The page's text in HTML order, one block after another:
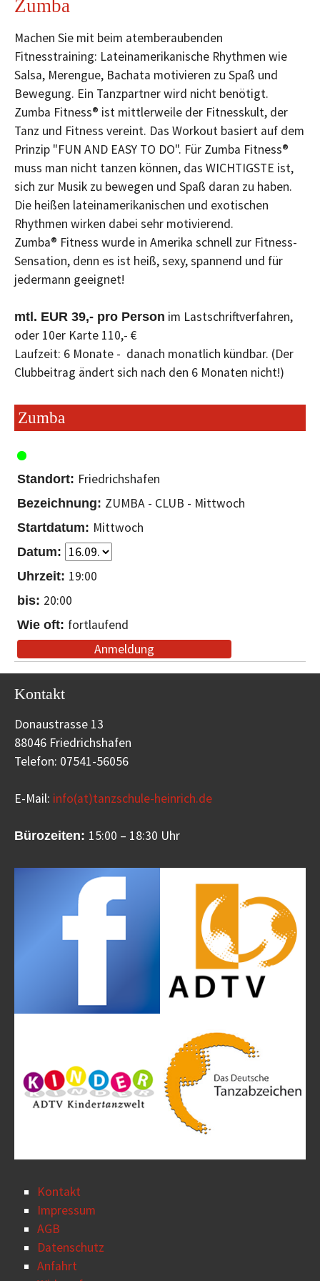
Zumba
Machen Sie mit beim atemberaubenden
Fitnesstraining: Lateinamerikanische Rhythmen wie
Salsa, Merengue, Bachata motivieren zu Spaß und
Bewegung. Ein Tanzpartner wird nicht benötigt.
Zumba Fitness® ist mittlerweile der Fitnesskult, der
Tanz und Fitness vereint. Das Workout basiert auf dem
Prinzip "FUN AND EASY TO DO". Für Zumba Fitness®
muss man nicht tanzen können, das WICHTIGSTE ist,
sich zur Musik zu bewegen und Spaß daran zu haben.
Die heißen lateinamerikanischen und exotischen
Rhythmen wirken dabei sehr motivierend.
Zumba® Fitness wurde in Amerika schnell zur Fitness-
Sensation, denn es ist heiß, sexy, spannend und für
jedermann geeignet!
mtl. EUR 39,- pro Person im Lastschriftverfahren,
oder 10er Karte 110,- €
Laufzeit: 6 Monate - danach monatlich kündbar. (Der
Clubbeitrag ändert sich nach den 6 Monaten nicht!)
Zumba
Friedrichshafen
ZUMBA - CLUB - Mittwoch
Mittwoch
19:00
20:00
fortlaufend
Anmeldung
Kontakt
Donaustrasse 13
88046 Friedrichshafen
Telefon: 07541-56056
E-Mail: info(at)tanzschule-heinrich.de
Bürozeiten: 15:00 – 18:30 Uhr
Kontakt
Impressum
AGB
Datenschutz
Anfahrt